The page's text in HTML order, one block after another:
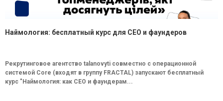
Наймология: бесплатный курс для CEO и фаундеров
Рекрутинговое агентство talanovyti совместно с операционной
системой Core (входят в группу FRACTAL) запускают бесплатный
курс "Наймология: как СEO и фаундерам...